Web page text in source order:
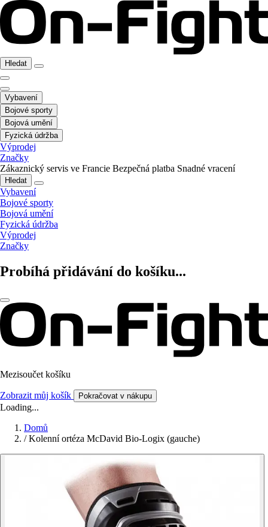
Hledat
Vybavení
Bojové sporty
Bojová umění
Fyzická údržba
Výprodej
Značky
Zákaznický servis ve Francie Bezpečná platba Snadné vracení
Hledat
Vybavení
Bojové sporty
Bojová umění
Fyzická údržba
Výprodej
Značky
Probíhá přidávání do košíku...
Mezisoučet košíku
Zobrazit můj košík Pokračovat v nákupu
Loading...
Domů
/ Kolenní ortéza McDavid Bio-Logix (gauche)